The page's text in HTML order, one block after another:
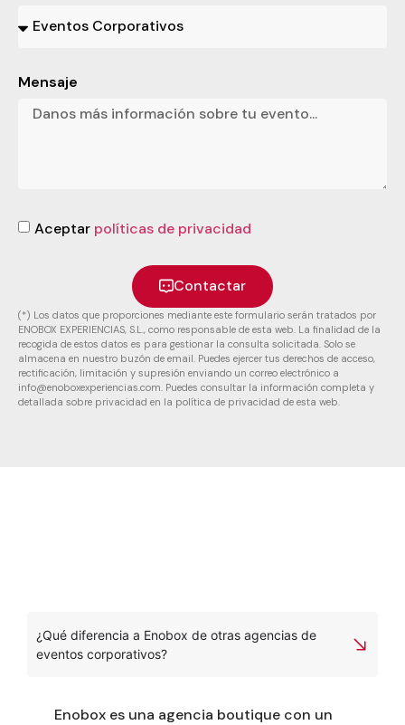
Mensaje
Aceptar políticas de privacidad
Contactar
(*) Los datos que proporciones mediante este formulario serán tratados por
ENOBOX EXPERIENCIAS, S.L., como responsable de esta web. La finalidad de la
recogida de estos datos es para gestionar la consulta solicitada. Solo se
almacena en nuestro buzón de email. Puedes ejercer tus derechos de acceso,
rectificación, limitación y supresión enviando un correo electrónico a
info@enoboxexperiencias.com. Puedes consultar la información completa y
detallada sobre privacidad en la política de privacidad de esta web.
¿Qué diferencia a Enobox de otras agencias de
eventos corporativos?
Enobox es una agencia boutique con un